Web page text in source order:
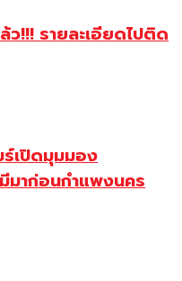
ว!!! รายละเอียดไปติด
เปิดมุมมอง
มาก่อนกำแพงนคร